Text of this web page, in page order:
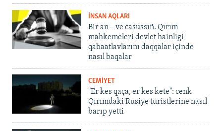
İNSAN AQLARI
Bir an – ve casussıñ. Qırım
mahkemeleri devlet hainligi
qabaatlavlarını daqqalar içinde
nasıl baqalar
CEMİYET
"Er kes qaça, er kes kete": cenk
Qırımdaki Rusiye turistlerine nasıl
barıp yetti